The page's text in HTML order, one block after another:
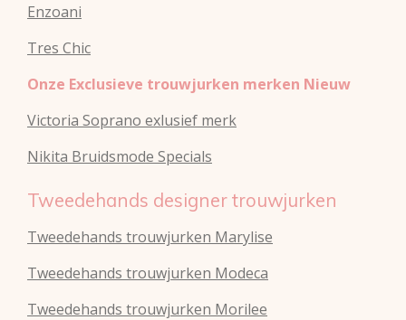
Enzoani
Tres Chic
Onze Exclusieve trouwjurken merken Nieuw
Victoria Soprano exlusief merk
Nikita Bruidsmode Specials
Tweedehands designer trouwjurken
Tweedehands trouwjurken Marylise
Tweedehands trouwjurken Modeca
Tweedehands trouwjurken Morilee